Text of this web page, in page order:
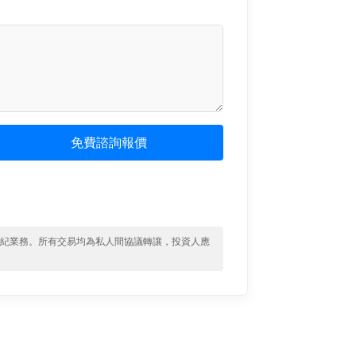
免費諮詢報價
業務。所有交易均為私人間協議轉讓，投資人應